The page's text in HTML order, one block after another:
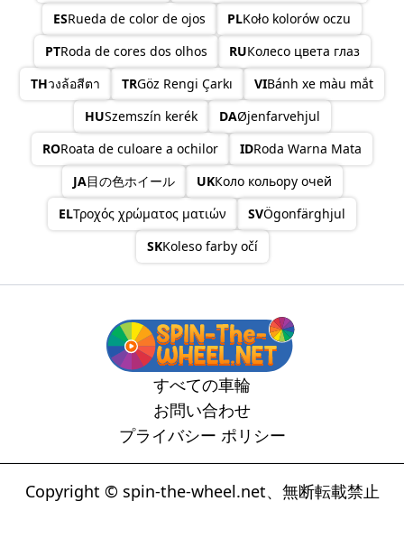
ESRueda de color de ojos PLKoło kolorów oczu
PTRoda de cores dos olhos RUКолесо цвета глаз
THวงล้อสีตา TRGöz Rengi Çarkı VIBánh xe màu mắt
HUSzemszín kerék DAØjenfarvehjul
RORoata de culoare a ochilor IDRoda Warna Mata
JA目の色ホイール UKКоло кольору очей
ELΤροχός χρώματος ματιών SVÖgonfärghjul
SKKoleso farby očí
すべての車輪
お問い合わせ
プライバシー ポリシー
Copyright © spin-the-wheel.net、無断転載禁止